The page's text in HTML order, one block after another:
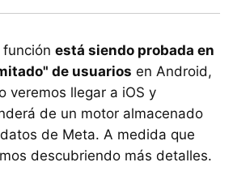
está siendo probada en
de usuarios en Android,
veremos llegar a iOS y
de un motor almacenado
de Meta. A medida que
descubriendo más detalles.